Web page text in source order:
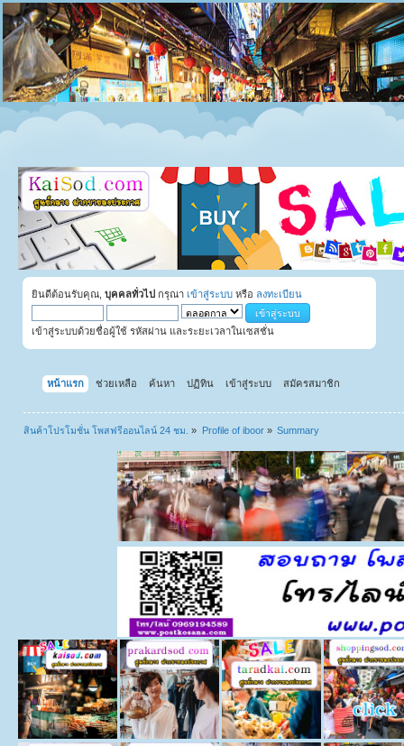
ยินดีต้อนรับคุณ, บุคคลทั่วไป กรุณา เข้าสู่ระบบ หรือ ลงทะเบียน
เข้าสู่ระบบด้วยชื่อผู้ใช้ รหัสผ่าน และระยะเวลาในเซสชั่น
หน้าแรก ช่วยเหลือ ค้นหา ปฏิทิน เข้าสู่ระบบ สมัครสมาชิก
สินค้าโปรโมชั่น โพสฟรีออนไลน์ 24 ชม. » Profile of iboor» Summary